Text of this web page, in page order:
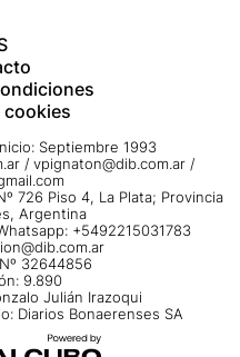
cookies
Septiembre 1993
/ vpignaton@dib.com.ar /
726 Piso 4, La Plata; Provincia
Argentina
+5492215031783
32644856
9.890
Julián Irazoqui
Diarios Bonaerenses SA